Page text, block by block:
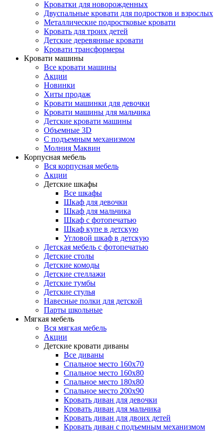
Кроватки для новорожденных
Двуспальные кровати для подростков и взрослых
Металлические подростковые кровати
Кровать для троих детей
Детские деревянные кровати
Кровати трансформеры
Кровати машины
Все кровати машины
Акции
Новинки
Хиты продаж
Кровати машинки для девочки
Кровати машины для мальчика
Детские кровати машины
Объемные 3D
С подъемным механизмом
Молния Маквин
Корпусная мебель
Вся корпусная мебель
Акции
Детские шкафы
Все шкафы
Шкаф для девочки
Шкаф для мальчика
Шкаф с фотопечатью
Шкаф купе в детскую
Угловой шкаф в детскую
Детская мебель с фотопечатью
Детские столы
Детские комоды
Детские стеллажи
Детские тумбы
Детские стулья
Навесные полки для детской
Парты школьные
Мягкая мебель
Вся мягкая мебель
Акции
Детские кровати диваны
Все диваны
Спальное место 160х70
Спальное место 160х80
Спальное место 180х80
Спальное место 200х90
Кровать диван для девочки
Кровать диван для мальчика
Кровать диван для двоих детей
Кровать диван с подъемным механизмом